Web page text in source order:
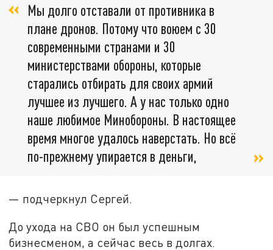
Мы долго отставали от противника в
плане дронов. Потому что воюем с 30
современными странами и 30
министерствами обороны, которые
старались отбирать для своих армий
лучшее из лучшего. А у нас только одно
наше любимое Минобороны. В настоящее
время многое удалось наверстать. Но всё
по-прежнему упирается в деньги,
— подчеркнул Сергей.
До ухода на СВО он был успешным
бизнесменом, а сейчас весь в долгах.